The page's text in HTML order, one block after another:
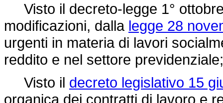
Visto il decreto-legge 1°
modificazioni, dalla legge 28
urgenti in materia di lavori
reddito e nel settore previdenziale;
Visto il decreto legislativo 15
organica dei contratti di lavoro e